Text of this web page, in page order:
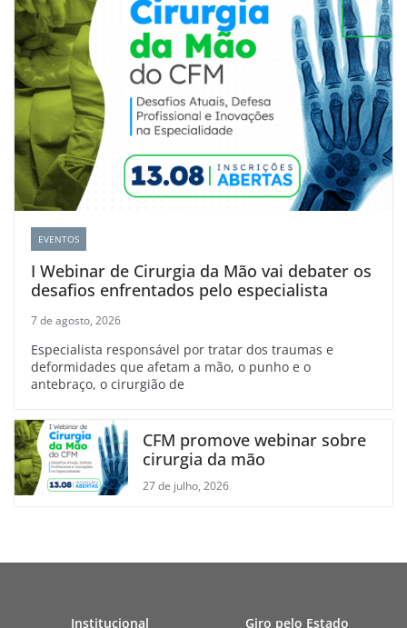
EVENTOS
I Webinar de Cirurgia da Mão vai debater os
desafios enfrentados pelo especialista
7 de agosto, 2026
Especialista responsável por tratar dos traumas e
deformidades que afetam a mão, o punho e o
antebraço, o cirurgião de
CFM promove webinar sobre
cirurgia da mão
27 de julho, 2026
Institucional
Giro pelo Estado